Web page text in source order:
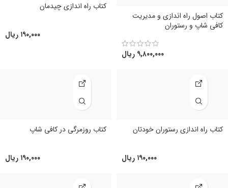
کتاب اصول راه اندازی و مدیریت
کافی شاپ و رستوران
۹,۸۰۰,۰۰۰ ریال
کتاب راه اندازی چیدمان
۱۹۰,۰۰۰ ریال
کتاب راه اندازی رستوران خودتان
۱۹۰,۰۰۰ ریال
کتاب روزمرگی در کافی شاپ
۱۹۰,۰۰۰ ریال